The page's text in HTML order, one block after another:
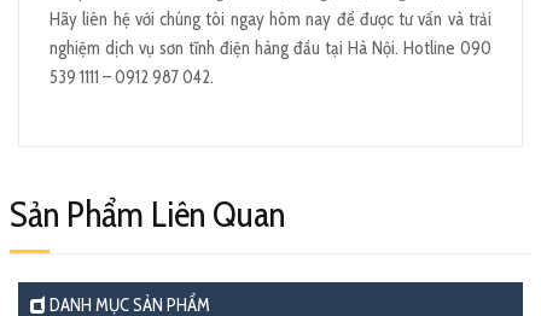
Hãy liên hệ với chúng tôi ngay hôm nay để được tư vấn và trải
nghiệm dịch vụ sơn tĩnh điện hàng đầu tại Hà Nội. Hotline 090
539 1111 – 0912 987 042.
Sản Phẩm Liên Quan
DANH MỤC SẢN PHẨM